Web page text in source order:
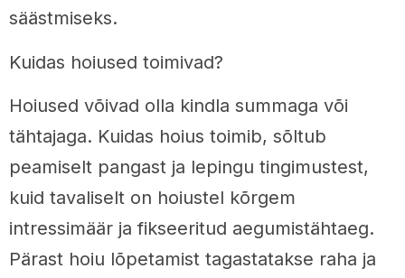
säästmiseks.
Kuidas hoiused toimivad?
Hoiused võivad olla kindla summaga või
tähtajaga. Kuidas hoius toimib, sõltub
peamiselt pangast ja lepingu tingimustest,
kuid tavaliselt on hoiustel kõrgem
intressimäär ja fikseeritud aegumistähtaeg.
Pärast hoiu lõpetamist tagastatakse raha ja